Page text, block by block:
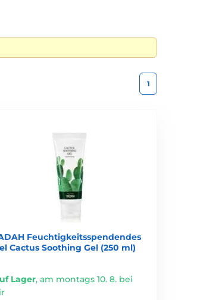
1
Feuchtigkeitsspendendes
Cactus Soothing Gel (250 ml)
Lager,am montags 10. 8. bei